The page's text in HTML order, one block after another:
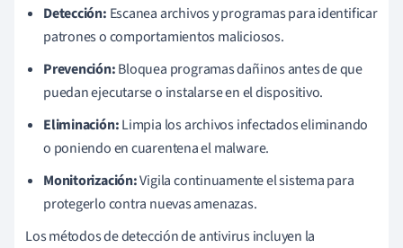
Detección: Escanea archivos y programas para identificar
patrones o comportamientos maliciosos.
Prevención:Bloquea programas dañinos antes de que
puedan ejecutarse o instalarse en el dispositivo.
Eliminación:Limpia los archivos infectados eliminando
o poniendo en cuarentena el malware.
Monitorización:Vigila continuamente el sistema para
protegerlo contra nuevas amenazas.
Los métodos de detección de antivirus incluyen la